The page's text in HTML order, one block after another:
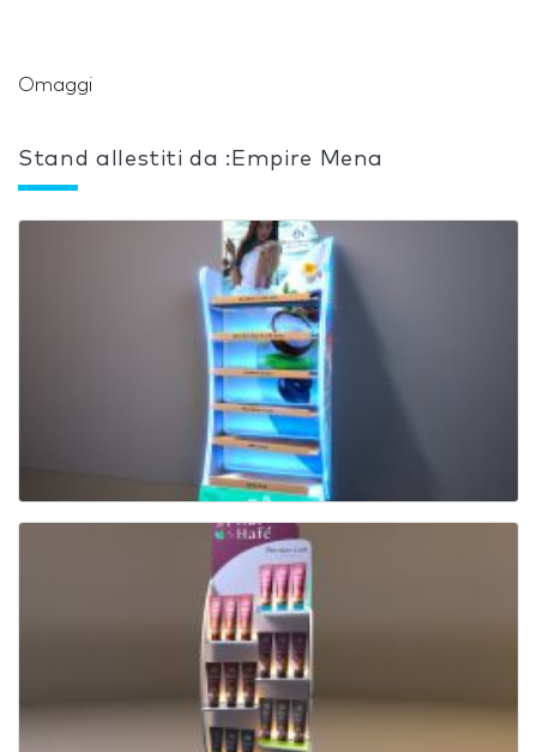
Omaggi
Stand allestiti da :Empire Mena